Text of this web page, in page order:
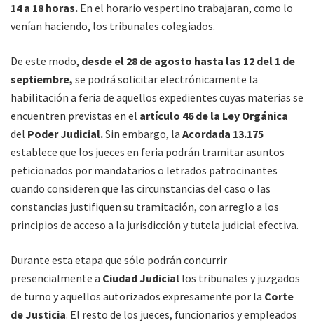
14 a 18 horas. En el horario vespertino trabajaran, como lo
venían haciendo, los tribunales colegiados.
De este modo, desde el 28 de agosto hasta las 12 del 1 de
septiembre, se podrá solicitar electrónicamente la
habilitación a feria de aquellos expedientes cuyas materias se
encuentren previstas en el artículo 46 de la Ley Orgánica
del Poder Judicial.Sin embargo, la Acordada 13.175
establece que los jueces en feria podrán tramitar asuntos
peticionados por mandatarios o letrados patrocinantes
cuando consideren que las circunstancias del caso o las
constancias justifiquen su tramitación, con arreglo a los
principios de acceso a la jurisdicción y tutela judicial efectiva.
Durante esta etapa que sólo podrán concurrir
presencialmente a Ciudad Judicial los tribunales y juzgados
de turno y aquellos autorizados expresamente por la Corte
de Justicia. El resto de los jueces, funcionarios y empleados